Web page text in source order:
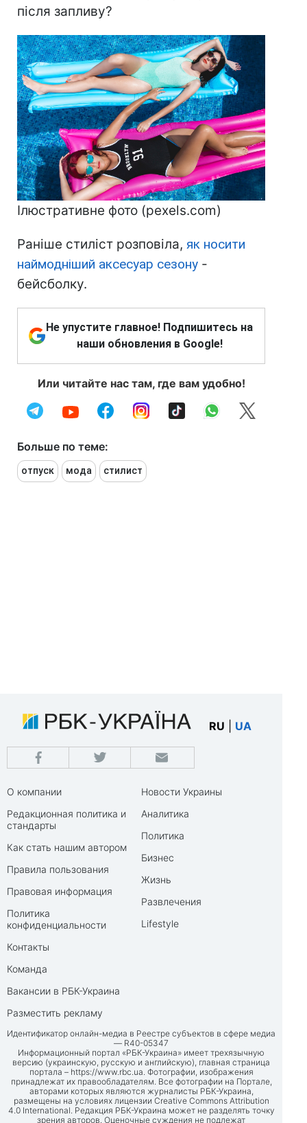
після запливу?
Ілюстративне фото (pexels.com)
Раніше стиліст розповіла, як носити
наймодніший аксесуар сезону -
бейсболку.
Не упустите главное! Подпишитесь на
наши обновления в Google!
Или читайте нас там, где вам удобно!
Больше по теме:
отпуск мода стилист
RU UA
О компании
Редакционная политика и
стандарты
Как стать нашим автором
Правила пользования
Правовая информация
Политика
конфиденциальности
Контакты
Команда
Вакансии в РБК-Украина
Разместить рекламу
Новости Украины
Аналитика
Политика
Бизнес
Жизнь
Развлечения
Lifestyle
Идентификатор онлайн-медиа в Реестре субъектов в сфере медиа
— R40-05347
Информационный портал «РБК-Украина» имеет трехязычную
версию (украинскую, русскую и английскую), главная страница
портала – https://www.rbc.ua . Фотографии, изображения
принадлежат их правообладателям. Все фотографии на Портале,
авторами которых являются журналисты РБК-Украина,
размещены на условиях лицензии Creative Commons Attribution
4.0 International. Редакция РБК-Украина может не разделять точку
зрения авторов. Оценочные суждения не подлежат